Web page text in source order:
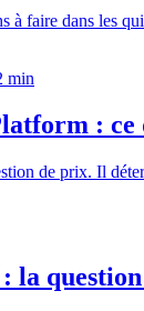
faire dans les
min
:
de prix. Il